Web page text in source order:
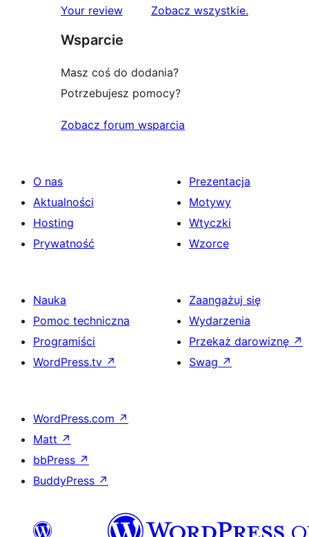
1-
Your review Zobacz wszystkierecenzje
.
Wsparcie
Masz coś do dodania?
Potrzebujesz pomocy?
Zobacz forum wsparcia
O nas
Aktualności
Hosting
Prywatność
Prezentacja
Motywy
Wtyczki
Wzorce
Nauka
Pomoc techniczna
Programiści
WordPress.tv ↗
Zaangażuj się
Wydarzenia
Przekaż darowiznę ↗
Swag ↗
WordPress.com ↗
Matt ↗
bbPress ↗
BuddyPress ↗